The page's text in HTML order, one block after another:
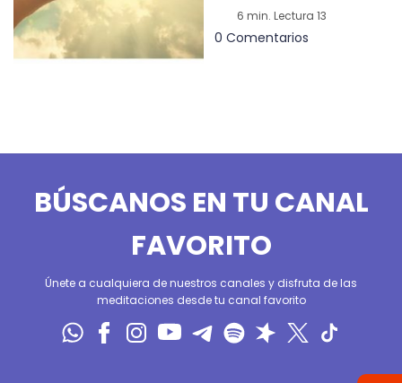
6 min. Lectura 13
0 Comentarios
BÚSCANOS EN TU CANAL
FAVORITO
Únete a cualquiera de nuestros canales y disfruta de las
meditaciones desde tu canal favorito